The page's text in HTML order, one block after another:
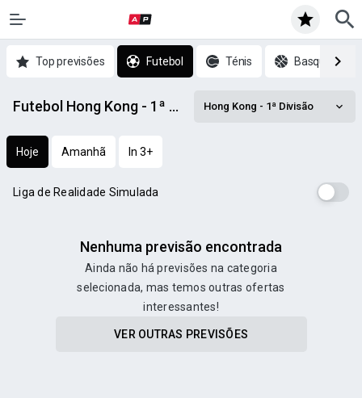
Top previsões Futebol Ténis Basquetebol
Futebol Hong Kong - 1ª Divisão prognósticos Hong Kong - 1ª Divisão
Hoje Amanhã In 3+
Liga de Realidade Simulada
Nenhuma previsão encontrada
Ainda não há previsões na categoria
selecionada, mas temos outras ofertas
interessantes!
VER OUTRAS PREVISÕES